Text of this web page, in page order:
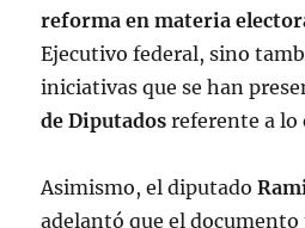
🟣29-30 Nov. Se
Cámara de
pic.twitter.com/
November 18, 2022
reforma en materia
Ejecutivo federal, sino
iniciativas que se han
de Diputadosreferente a lo
Asimismo, el diputado
adelantó que el documento